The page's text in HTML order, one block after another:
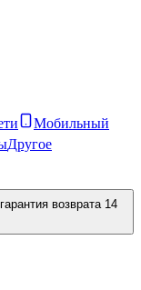
Мобильный
Другое
возврата 14